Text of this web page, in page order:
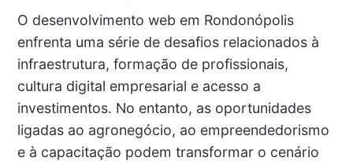
O desenvolvimento web em Rondonópolis
enfrenta uma série de desafios relacionados à
infraestrutura, formação de profissionais,
cultura digital empresarial e acesso a
investimentos. No entanto, as oportunidades
ligadas ao agronegócio, ao empreendedorismo
e à capacitação podem transformar o cenário